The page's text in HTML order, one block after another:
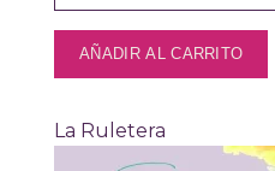
La Ruletera